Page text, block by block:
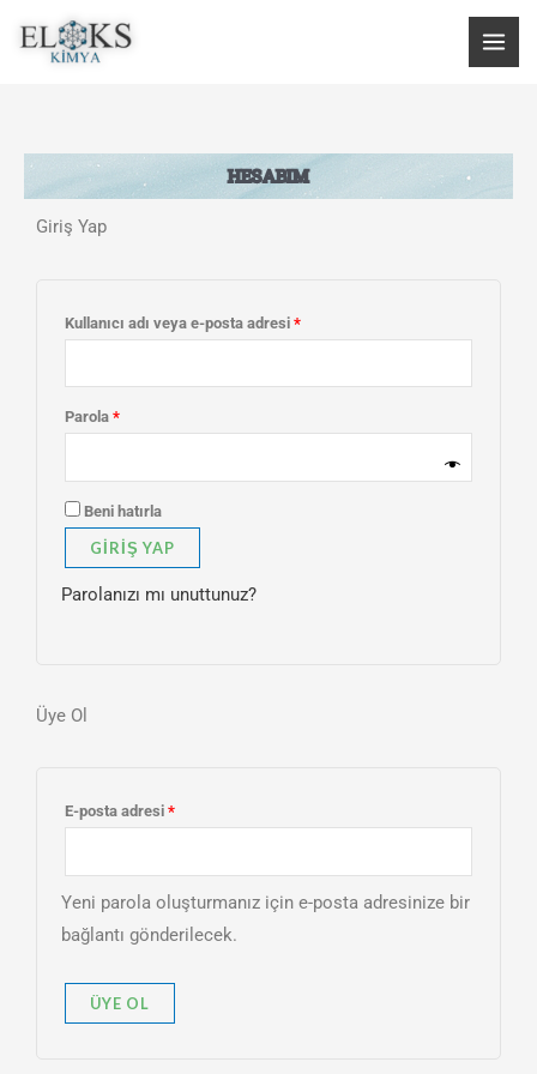
atla
HESABIM
Giriş Yap
Kullanıcı adı veya e-posta adresi *
Parola *
Beni hatırla
GIRIŞ YAP
Parolanızı mı unuttunuz?
Üye Ol
E-posta adresi *
Yeni parola oluşturmanız için e-posta adresinize bir
bağlantı gönderilecek.
ÜYE OL